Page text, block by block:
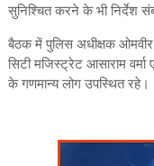
सुनिश्चित करने के भी निर्देश
बैठक में पुलिस अधीक्षक
सिटी मजिस्ट्रेट आसाराम वर्मा
के गणमान्य लोग उपस्थित रहे।